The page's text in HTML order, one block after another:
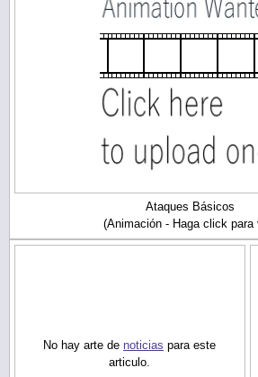
Ataques Básicos
(Animación - Haga click para
No hay arte de noticias para este
articulo.